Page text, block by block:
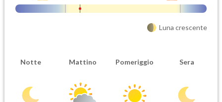
Luna crescente
Notte Mattino Pomeriggio Sera